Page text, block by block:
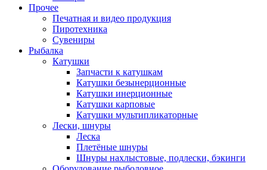
Прочее
Печатная и видео продукция
Пиротехника
Сувениры
Рыбалка
Катушки
Запчасти к катушкам
Катушки безынерционные
Катушки инерционные
Катушки карповые
Катушки мультипликаторные
Лески, шнуры
Леска
Плетёные шнуры
Шнуры нахлыстовые, подлески, бэкинги